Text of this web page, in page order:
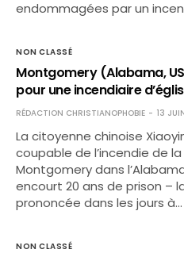
endommagées par un
NON CLASSÉ
Montgomery (Alabama,
pour une incendiaire
RÉDACTION CHRISTIANOPHOBIE 13
La citoyenne chinoise
coupable de l’incendie de
Montgomery dans
encourt 20 ans de prison –
prononcée dans les jours à…
NON CLASSÉ